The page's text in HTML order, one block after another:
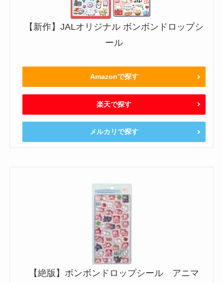
【新作】JALオリジナル ボンボンドロップシ
ール
Amazonで探す
楽天で探す
メルカリで探す
【絶版】ボンボンドロップシール アニマ